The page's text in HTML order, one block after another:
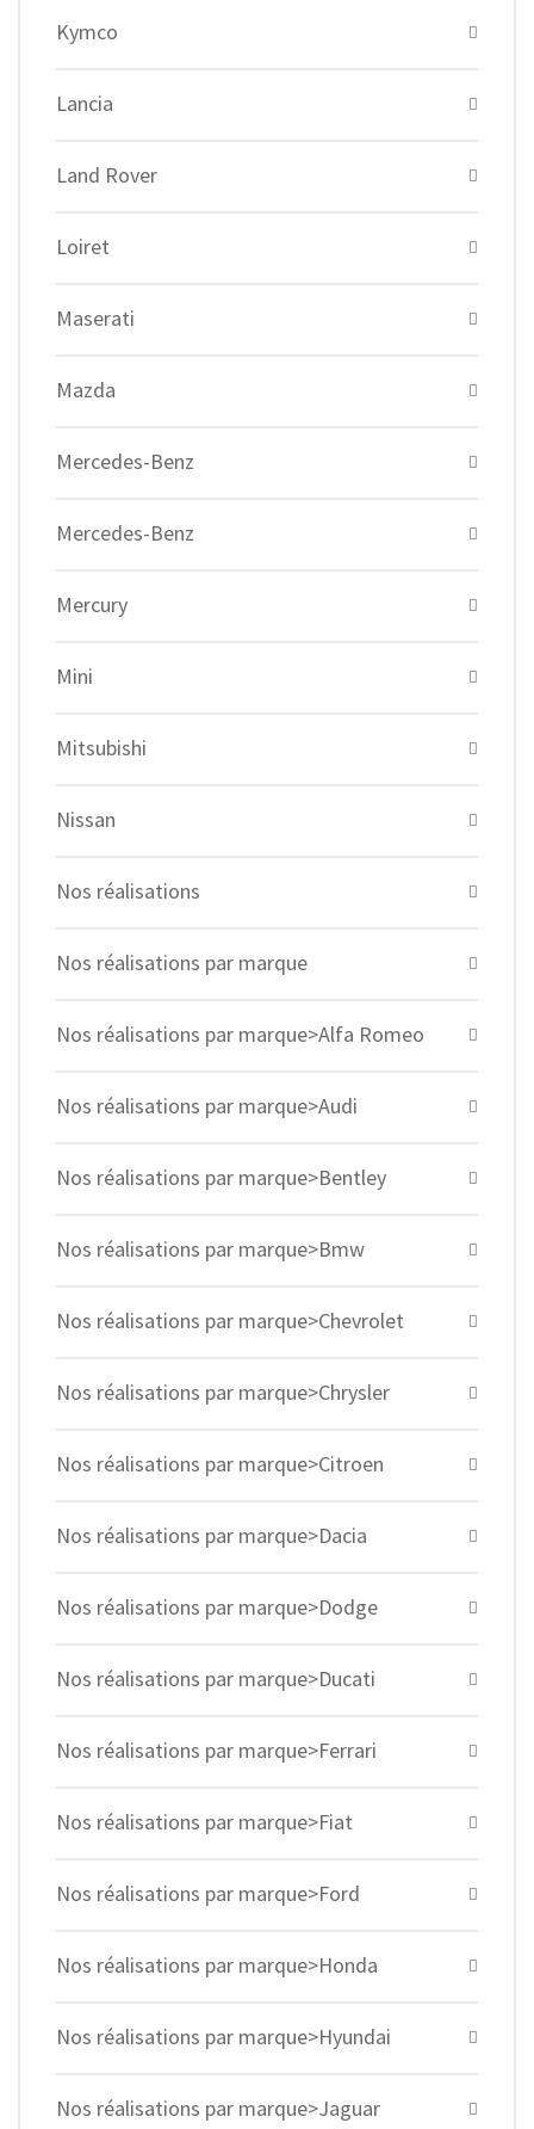
Kymco
Lancia
Land Rover
Loiret
Maserati
Mazda
Mercedes-Benz
Mercedes-Benz
Mercury
Mini
Mitsubishi
Nissan
Nos réalisations
Nos réalisations par marque
Nos réalisations par marque>Alfa Romeo
Nos réalisations par marque>Audi
Nos réalisations par marque>Bentley
Nos réalisations par marque>Bmw
Nos réalisations par marque>Chevrolet
Nos réalisations par marque>Chrysler
Nos réalisations par marque>Citroen
Nos réalisations par marque>Dacia
Nos réalisations par marque>Dodge
Nos réalisations par marque>Ducati
Nos réalisations par marque>Ferrari
Nos réalisations par marque>Fiat
Nos réalisations par marque>Ford
Nos réalisations par marque>Honda
Nos réalisations par marque>Hyundai
Nos réalisations par marque>Jaguar